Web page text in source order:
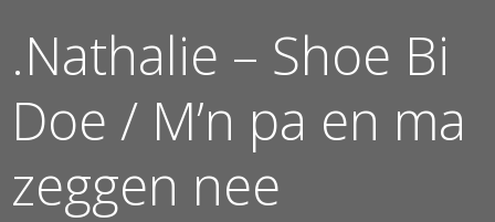
de
inhoud
.Nathalie – Shoe Bi
Doe / M’n pa en ma
zeggen nee